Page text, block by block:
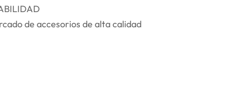
de accesorios de alta calidad